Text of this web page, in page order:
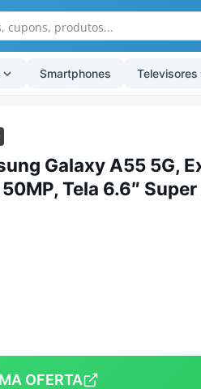
Smartphones Televisores
Galaxy A55 5G,
Tela 6.6″
OFERTA